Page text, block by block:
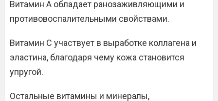
Витамин А обладает ранозаживляющими и
противовоспалительными свойствами.
Витамин С участвует в выработке коллагена и
эластина, благодаря чему кожа становится
упругой.
Остальные витамины и минералы,